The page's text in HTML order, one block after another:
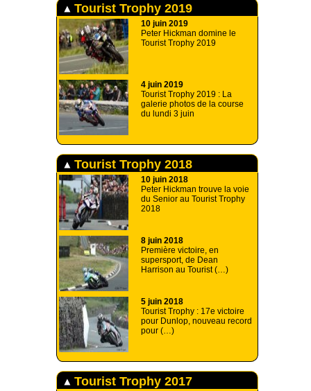
Tourist Trophy 2019
10 juin 2019
Peter Hickman domine le
Tourist Trophy 2019
4 juin 2019
Tourist Trophy 2019 : La
galerie photos de la course
du lundi 3 juin
Tourist Trophy 2018
10 juin 2018
Peter Hickman trouve la voie
du Senior au Tourist Trophy
2018
8 juin 2018
Première victoire, en
supersport, de Dean
Harrison au Tourist (…)
5 juin 2018
Tourist Trophy : 17e victoire
pour Dunlop, nouveau record
pour (…)
Tourist Trophy 2017